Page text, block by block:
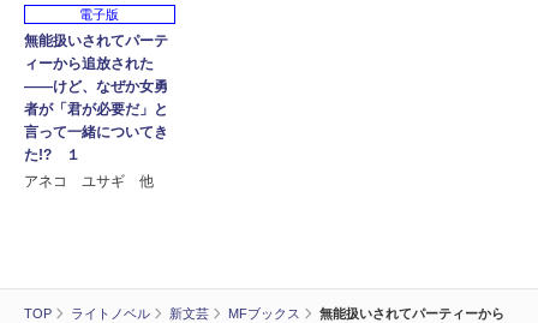
TOP ライトノベル 新文芸 MFブックス
無能扱いされてパーティーから
電子版
無能扱いされてパーテ
ィーから追放された
――けど、なぜか女勇
者が「君が必要だ」と
言って一緒についてき
た!? １
アネコ ユサギ 他